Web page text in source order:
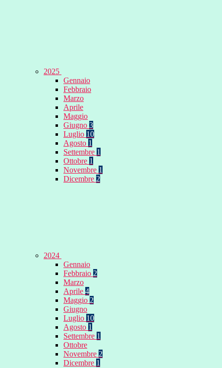
2025
Gennaio
Febbraio
Marzo
Aprile
Maggio
Giugno 3
Luglio 10
Agosto 1
Settembre 1
Ottobre 1
Novembre 1
Dicembre 2
2024
Gennaio
Febbraio 2
Marzo
Aprile 4
Maggio 2
Giugno
Luglio 10
Agosto 1
Settembre 1
Ottobre
Novembre 2
Dicembre 1